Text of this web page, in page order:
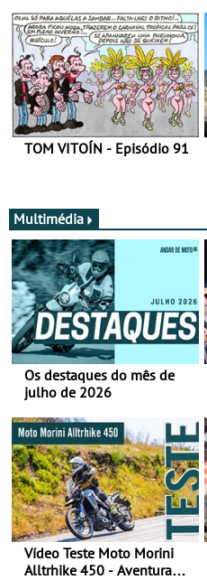
TOM VITOÍN - Episódio 91
Multimédia
Os destaques do mês de
julho de 2026
Vídeo Teste Moto Morini
Alltrhike 450 - Aventura